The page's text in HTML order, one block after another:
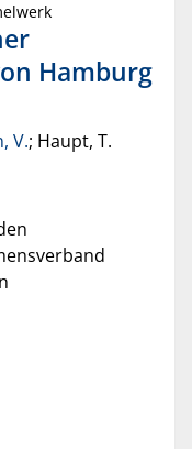
Hamburg
V.; Haupt, T.